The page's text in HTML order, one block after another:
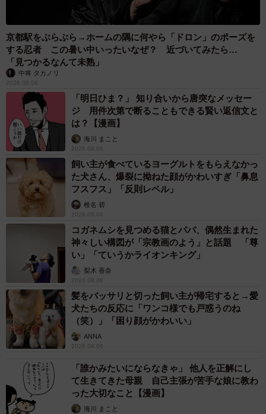
京都駅をぶらぶら→ホームの隅に何やら「ドロン」のポーズを
する忍者 この暑い中いったいなぜ？ 近づいてみたら…
「見つかるなんて未熟」
中将 タカノリ
2026.08.06
「明日ひま？」 知り合いから唐突なメッセー
ジ 用件次第で断ることもできる賢い返信文と
は？【漫画】
海川 まこと
2026.08.06
飼い主が食べているヨーグルトをもらえなかっ
た犬さん、爆裂に拗ねた顔がかわいすぎ「鼻息
フスフス」「反則レベル」
椎名 碧
2026.08.06
コガネムシを見つめる猫とパパ、偶然生まれた
神々しい構図が「宗教画のよう」と話題 「尊
い」「ていうかライオンキング」
梨木 香奈
2026.08.06
髪をバッサリと切った飼い主が帰宅すると→愛
犬たちの反応に「ワンコ様でも戸惑うのね
（笑）」「困り顔がかわいい」
ANNA
2026.08.06
「誰かみたいにならなきゃ」 他人を正解にし
て生きてきた母親 自己主張が苦手な娘に教わ
った大切なこと【漫画】
海川 まこと